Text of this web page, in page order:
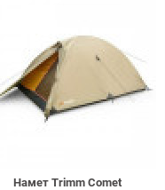
Намет Trimm Comet